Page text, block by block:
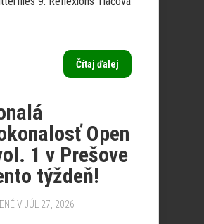
Čítaj ďalej
Open
1 v Prešove
týždeň!
V JÚL 27, 2026